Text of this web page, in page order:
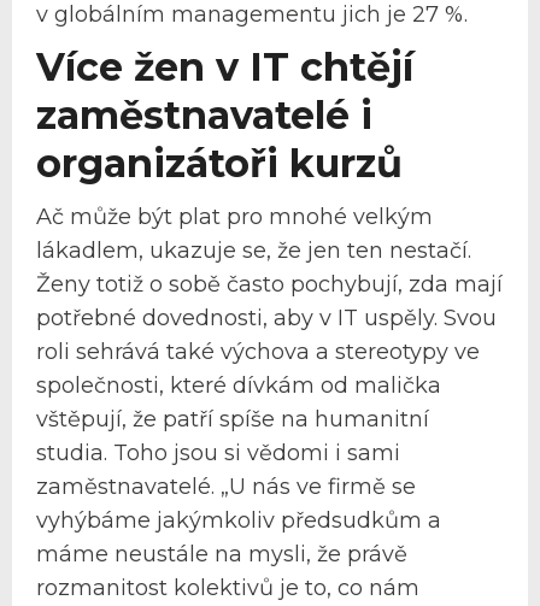
v globálním managementu jich je 27 %.
Více žen v IT chtějí
zaměstnavatelé i
organizátoři kurzů
Ač může být plat pro mnohé velkým
lákadlem, ukazuje se, že jen ten nestačí.
Ženy totiž o sobě často pochybují, zda mají
potřebné dovednosti, aby v IT uspěly. Svou
roli sehrává také výchova a stereotypy ve
společnosti, které dívkám od malička
vštěpují, že patří spíše na humanitní
studia. Toho jsou si vědomi i sami
zaměstnavatelé. „U nás ve firmě se
vyhýbáme jakýmkoliv předsudkům a
máme neustále na mysli, že právě
rozmanitost kolektivů je to, co nám